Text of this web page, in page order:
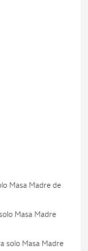
Masa Madre de
Masa Madre
solo Masa Madre